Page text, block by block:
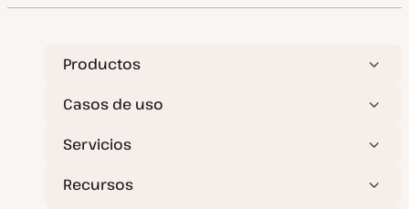
a
d
t
Productos
Casos de uso
Servicios
Recursos